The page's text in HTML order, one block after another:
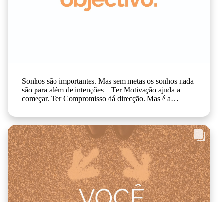
Sonhos são importantes. Mas sem metas os sonhos nada
são para além de intenções. Ter Motivação ajuda a
começar. Ter Compromisso dá direcção. Mas é a
#DenzelWashington fala neste vídeo. Não é o pico de
energia num dia. É o comportamento repetido nos dias
em que não apetece. A #Frustração surge quando quer
resultados sem método e quando espera mudanças sem
repetição de comportamentos. #Disciplina inicia o
comportamento já a Consistência vai sustentá-lo.
Concretiza os seus objectivos quando trabalha
repetidamente para eles.